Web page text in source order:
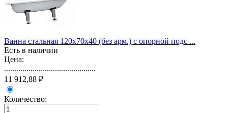
Ванна стальная 120х70х40 (без арм.) с опорной подс ...
Есть в наличии
Цена:
.............................................
11 912,88 ₽
Количество: